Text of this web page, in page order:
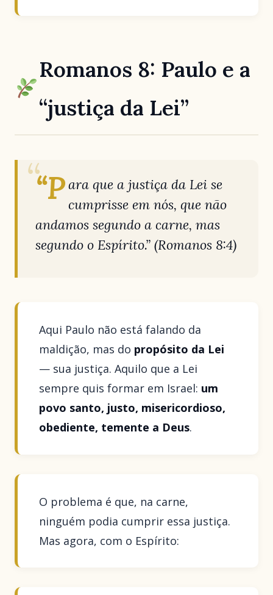
Romanos 8: Paulo e a
“justiça da Lei”
“P ara que a justiça da Lei se
cumprisse em nós, que não
andamos segundo a carne, mas
segundo o Espírito.”(Romanos 8:4)
Aqui Paulo não está falando da
maldição, mas do propósito da Lei
— sua justiça. Aquilo que a Lei
sempre quis formar em Israel: um
povo santo, justo, misericordioso,
obediente, temente a Deus.
O problema é que, na carne,
ninguém podia cumprir essa justiça.
Mas agora, com o Espírito: